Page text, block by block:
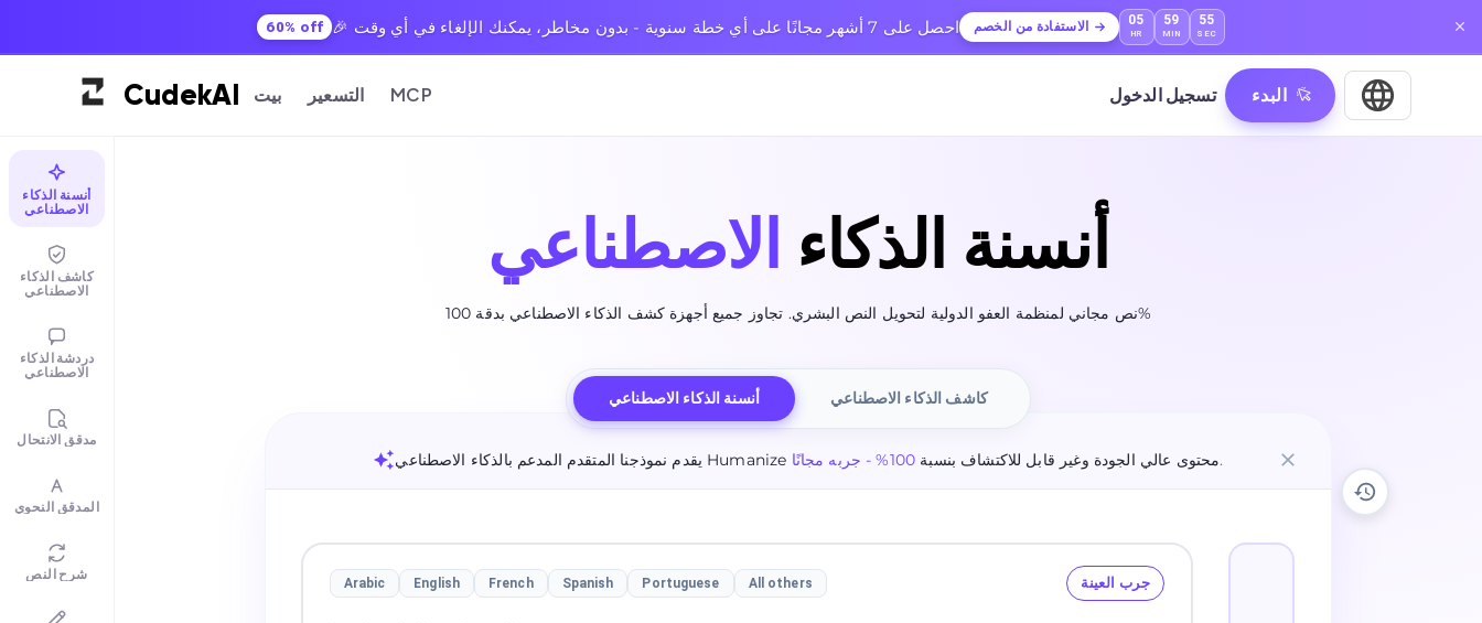
60% off 🎉 احصل على 7 أشهر مجانًا على أي خطة سنوية - بدون مخاطر، يمكنك الإلغاء في أي وقت الاستفادة من الخصم 05
HR
59
MIN
53
SEC
CudekAI بيت التسعير MCP تسجيل الدخول البدء
أنسنة الذكاء
الاصطناعي
كاشف الذكاء
الاصطناعي
دردشة الذكاء
الاصطناعي
مدقق الانتحال
المدقق النحوي
شرح النص
أنسنة الذكاء الاصطناعي
نص مجاني لمنظمة العفو الدولية لتحويل النص البشري. تجاوز جميع أجهزة كشف الذكاء الاصطناعي بدقة 100%
أنسنة الذكاء الاصطناعي كاشف الذكاء الاصطناعي
يقدم نموذجنا المتقدم المدعم بالذكاء الاصطناعي Humanize محتوى عالي الجودة وغير قابل للاكتشاف بنسبة100% - جربه مجانًا.
Arabic English French Spanish Portuguese All others جرب العينة